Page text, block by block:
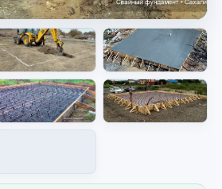
заливкой
основания перед